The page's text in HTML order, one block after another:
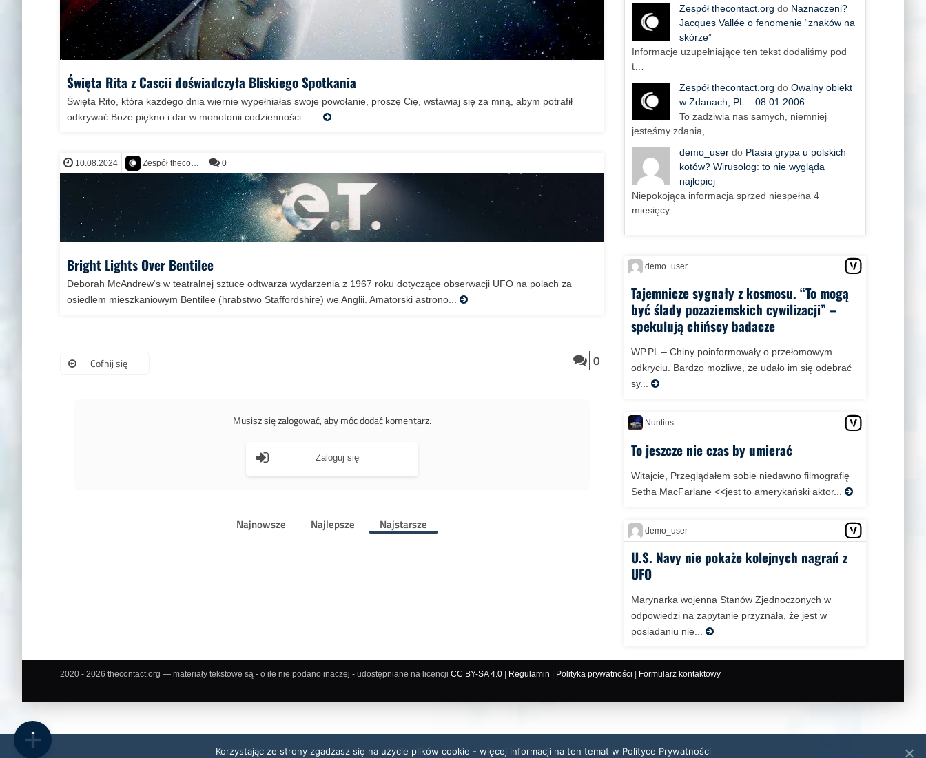
Święta Rita z Cascii doświadczyła Bliskiego Spotkania
Święta Rito, która każdego dnia wiernie wypełniałaś swoje powołanie, proszę Cię, wstawiaj się za mną, abym potrafił
odkrywać Boże piękno i dar w monotonii codzienności.......
10.08.2024 Zespół thecontact.org 0
Bright Lights Over Bentilee
Deborah McAndrew‘s w teatralnej sztuce odtwarza wydarzenia z 1967 roku dotyczące obserwacji UFO na polach za
osiedlem mieszkaniowym Bentilee (hrabstwo Staffordshire) we Anglii. Amatorski astrono...
Cofnij się 0
Musisz się zalogować, aby móc dodać komentarz.
Zaloguj się
Najnowsze Najlepsze Najstarsze
Zespół thecontact.org do Naznaczeni?
Jacques Vallée o fenomenie “znaków na
skórze”
Informacje uzupełniające ten tekst dodaliśmy pod
t…
Zespół thecontact.org do Owalny obiekt
w Zdanach, PL – 08.01.2006
To zadziwia nas samych, niemniej
jesteśmy zdania, …
demo_user do Ptasia grypa u polskich
kotów? Wirusolog: to nie wygląda
najlepiej
Niepokojąca informacja sprzed niespełna 4
miesięcy…
demo_user
Tajemnicze sygnały z kosmosu. “To mogą
być ślady pozaziemskich cywilizacji” –
spekulują chińscy badacze
WP.PL – Chiny poinformowały o przełomowym
odkryciu. Bardzo możliwe, że udało im się odebrać
sy...
Nuntius
To jeszcze nie czas by umierać
Witajcie, Przeglądałem sobie niedawno filmografię
Setha MacFarlane <<jest to amerykański aktor...
demo_user
U.S. Navy nie pokaże kolejnych nagrań z
UFO
Marynarka wojenna Stanów Zjednoczonych w
odpowiedzi na zapytanie przyznała, że jest w
posiadaniu nie...
2020 - 2026 thecontact.org — materiały tekstowe są - o ile nie podano inaczej - udostępniane na licencji CC BY-SA 4.0 | Regulamin | Polityka prywatności | Formularz kontaktowy
Korzystając ze strony zgadzasz się na użycie plików cookie - więcej informacji na ten temat w Polityce Prywatności